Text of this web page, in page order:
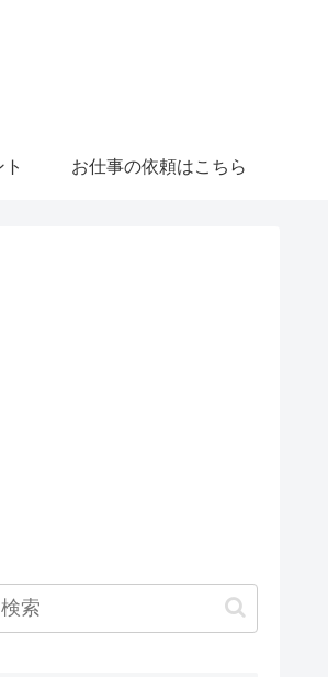
お仕事の依頼はこちら